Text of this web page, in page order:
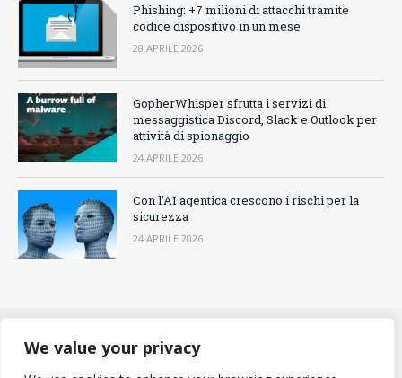
We value your privacy
Phishing: +7 milioni di attacchi tramite
codice dispositivo in un mese
28 APRILE 2026
GopherWhisper sfrutta i servizi di
messaggistica Discord, Slack e Outlook per
attività di spionaggio
24 APRILE 2026
Con l’AI agentica crescono i rischi per la
sicurezza
24 APRILE 2026
CONTATTACI COOKIES POLICY